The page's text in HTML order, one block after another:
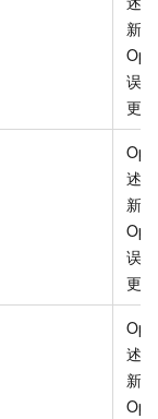
新、
误
更
述
新、
误
更
述
新、